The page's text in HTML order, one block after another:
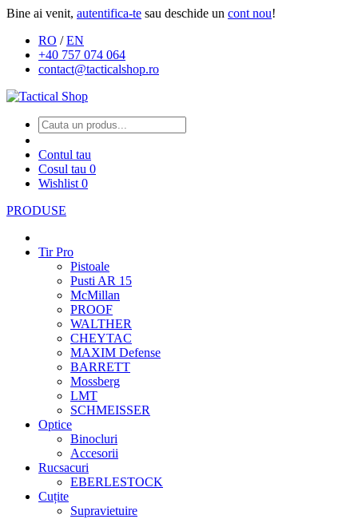
Bine ai venit, autentifica-te sau deschide un cont nou!
RO /EN
+40 757 074 064
contact@tacticalshop.ro
Contul tau
Cosul tau 0
Wishlist 0
PRODUSE
Tir Pro
Pistoale
Pusti AR 15
McMillan
PROOF
WALTHER
CHEYTAC
MAXIM Defense
BARRETT
Mossberg
LMT
SCHMEISSER
Optice
Binocluri
Accesorii
Rucsacuri
EBERLESTOCK
Cuțite
Supravietuire